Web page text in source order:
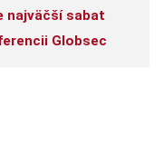
najväčší sabat
Globsec